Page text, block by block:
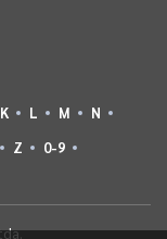
K L M
N
Z 0-9